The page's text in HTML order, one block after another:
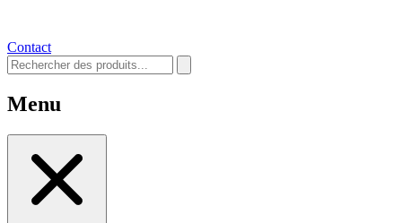
Contact
Menu